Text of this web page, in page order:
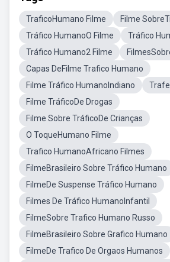
TraficoHumano Filme
Filme
Tráfico HumanoO Filme
Tráfico
Tráfico Humano2 Filme
Capas DeFilme Trafico Humano
Filme Tráfico HumanoIndiano
Filme TráficoDe Drogas
Filme Sobre TráficoDe Crianças
O ToqueHumano Filme
Trafico HumanoAfricano Filmes
FilmeBrasileiro Sobre Tráfico Humano
FilmeDe Suspense Tráfico Humano
Filmes De Tráfico HumanoInfantil
FilmeSobre Trafico Humano Russo
FilmeBrasileiro Sobre Grafico Humano
FilmeDe Trafico De Orgaos Humanos